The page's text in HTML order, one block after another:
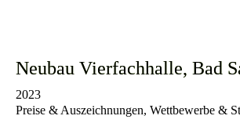
Neubau Vierfachhalle, Bad
2023
Preise & Auszeichnungen, Wettbewerbe &